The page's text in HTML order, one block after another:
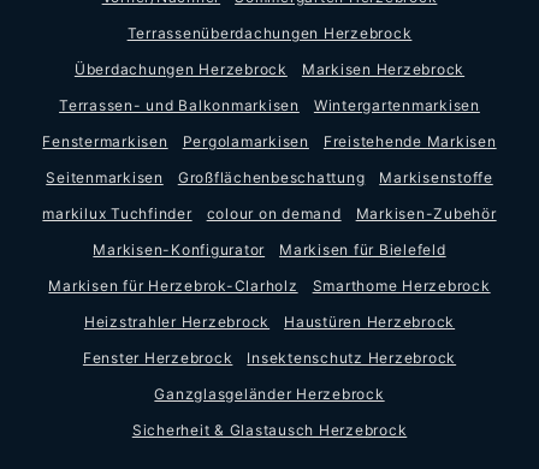
Terrassenüberdachungen Herzebrock
Überdachungen Herzebrock
Markisen Herzebrock
Terrassen- und Balkonmarkisen
Wintergartenmarkisen
Fenstermarkisen
Pergolamarkisen
Freistehende Markisen
Seitenmarkisen
Großflächenbeschattung
Markisenstoffe
markilux Tuchfinder
colour on demand
Markisen-Zubehör
Markisen-Konfigurator
Markisen für Bielefeld
Markisen für Herzebrok-Clarholz
Smarthome Herzebrock
Heizstrahler Herzebrock
Haustüren Herzebrock
Fenster Herzebrock
Insektenschutz Herzebrock
Ganzglasgeländer Herzebrock
Sicherheit & Glastausch Herzebrock